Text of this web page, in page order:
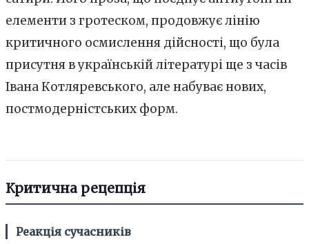
елементи з гротеском, продовжує лінію
критичного осмислення дійсності, що була
присутня в українській літературі ще з часів
Івана Котляревського, але набуває нових,
постмодерністських форм.
Критична рецепція
Реакція сучасників